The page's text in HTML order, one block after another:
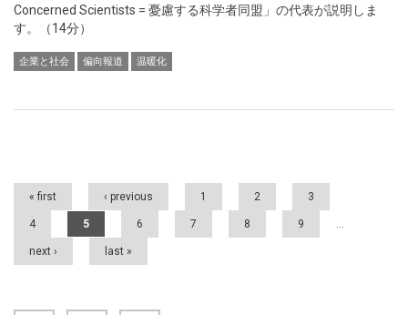
Concerned Scientists = 憂慮する科学者同盟」の代表が説明しま
す。（14分）
企業と社会 偏向報道 温暖化
Pages
« first ‹ previous 1 2 3
4 5 6 7 8 9 …
next › last »